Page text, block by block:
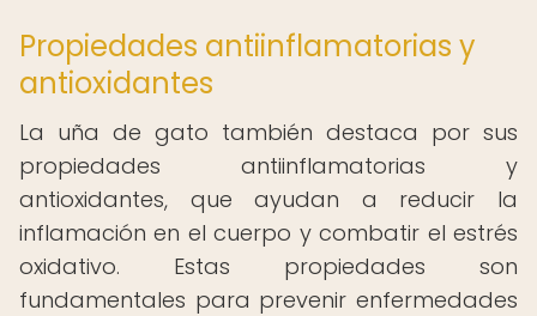
Propiedades antiinflamatorias y
antioxidantes
La uña de gato también destaca por sus
propiedades antiinflamatorias y
antioxidantes, que ayudan a reducir la
inflamación en el cuerpo y combatir el estrés
oxidativo. Estas propiedades son
fundamentales para prevenir enfermedades